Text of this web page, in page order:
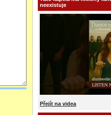
neexistuje
Přejít na videa